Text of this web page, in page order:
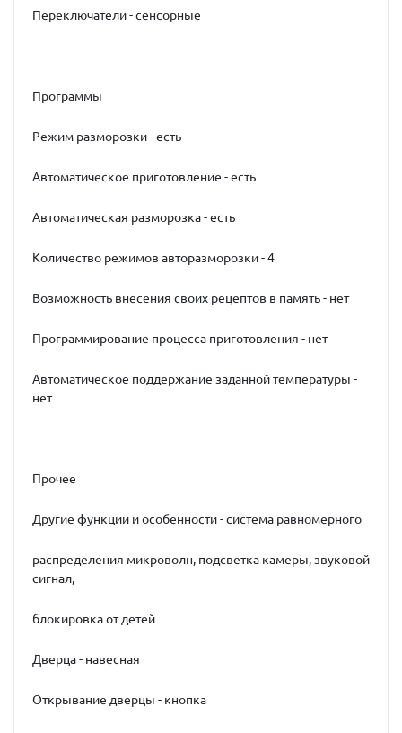
Переключатели - сенсорные
Программы
Режим разморозки - есть
Автоматическое приготовление - есть
Автоматическая разморозка - есть
Количество режимов авторазморозки - 4
Возможность внесения своих рецептов в память - нет
Программирование процесса приготовления - нет
Автоматическое поддержание заданной температуры -
нет
Прочее
Другие функции и особенности - система равномерного
распределения микроволн, подсветка камеры, звуковой
сигнал,
блокировка от детей
Дверца - навесная
Открывание дверцы - кнопка